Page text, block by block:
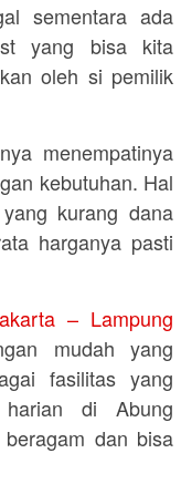
sementara ada
yang bisa kita
oleh si pemilik
menempatinya
kebutuhan. Hal
kurang dana
harganya pasti
– Lampung
mudah yang
fasilitas yang
di Abung
dan bisa